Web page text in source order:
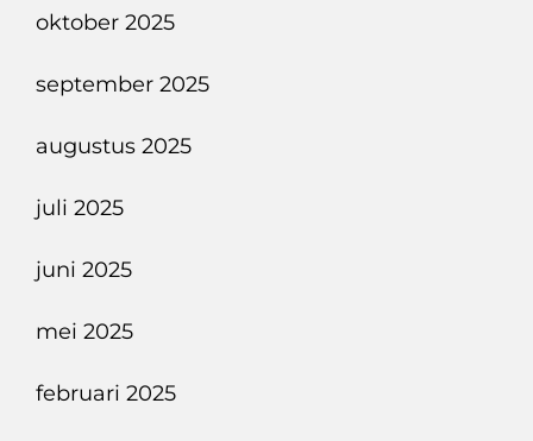
oktober 2025
september 2025
augustus 2025
juli 2025
juni 2025
mei 2025
februari 2025